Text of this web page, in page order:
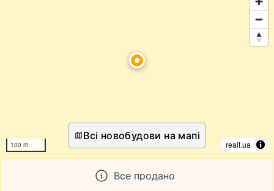
100 m realt.ua
Всі новобудови на мапі
Все продано